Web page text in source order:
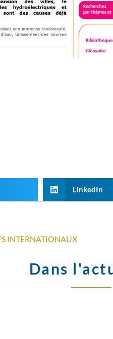
LinkedIn
INTERNATIONAUX
Dans